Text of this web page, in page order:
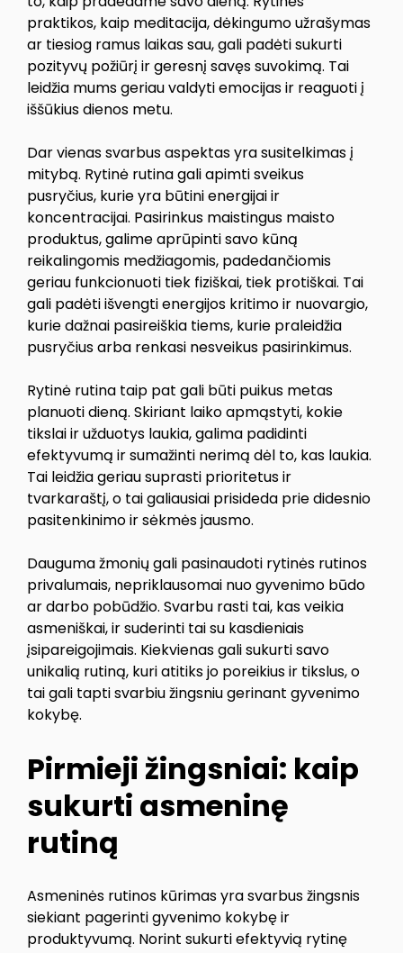
praktikos, kaip meditacija, dėkingumo užrašymas
ar tiesiog ramus laikas sau, gali padėti sukurti
pozityvų požiūrį ir geresnį savęs suvokimą. Tai
leidžia mums geriau valdyti emocijas ir reaguoti į
iššūkius dienos metu.
Dar vienas svarbus aspektas yra susitelkimas į
mitybą. Rytinė rutina gali apimti sveikus
pusryčius, kurie yra būtini energijai ir
koncentracijai. Pasirinkus maistingus maisto
produktus, galime aprūpinti savo kūną
reikalingomis medžiagomis, padedančiomis
geriau funkcionuoti tiek fiziškai, tiek protiškai. Tai
gali padėti išvengti energijos kritimo ir nuovargio,
kurie dažnai pasireiškia tiems, kurie praleidžia
pusryčius arba renkasi nesveikus pasirinkimus.
Rytinė rutina taip pat gali būti puikus metas
planuoti dieną. Skiriant laiko apmąstyti, kokie
tikslai ir užduotys laukia, galima padidinti
efektyvumą ir sumažinti nerimą dėl to, kas laukia.
Tai leidžia geriau suprasti prioritetus ir
tvarkaraštį, o tai galiausiai prisideda prie didesnio
pasitenkinimo ir sėkmės jausmo.
Dauguma žmonių gali pasinaudoti rytinės rutinos
privalumais, nepriklausomai nuo gyvenimo būdo
ar darbo pobūdžio. Svarbu rasti tai, kas veikia
asmeniškai, ir suderinti tai su kasdieniais
įsipareigojimais. Kiekvienas gali sukurti savo
unikalią rutiną, kuri atitiks jo poreikius ir tikslus, o
tai gali tapti svarbiu žingsniu gerinant gyvenimo
kokybę.
Pirmieji žingsniai: kaip
sukurti asmeninę
rutiną
Asmeninės rutinos kūrimas yra svarbus žingsnis
siekiant pagerinti gyvenimo kokybę ir
produktyvumą. Norint sukurti efektyvią rytinę